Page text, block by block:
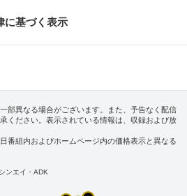
に基づく表示
部異なる場合がございます。また、予告なく配信
ください。表示されている情報は、収録および放
番組内およびホームページ内の価格表示と異なる
ンエイ・ADK